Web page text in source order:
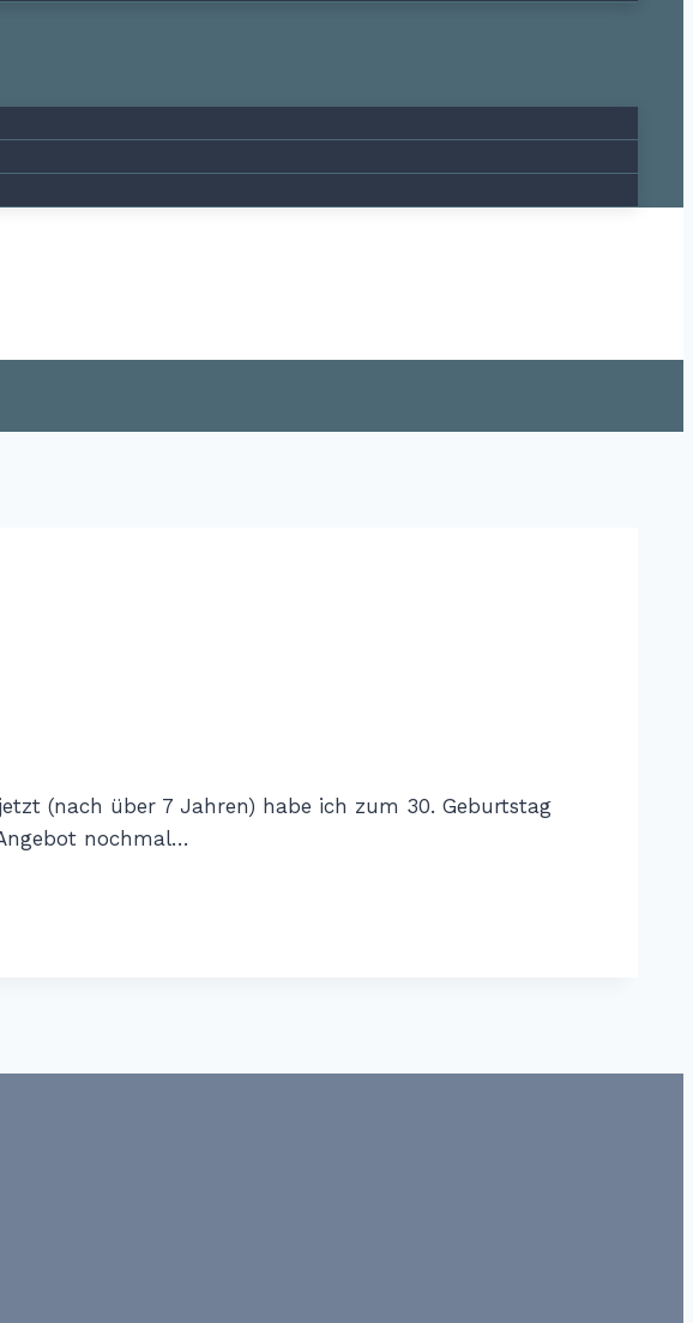
(nach über 7 Jahren) habe ich zum 30. Geburtstag
nochmal…